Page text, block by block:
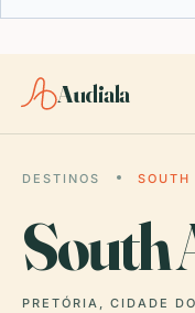
Audiala
DESTINOS SOUTH
South
PRETÓRIA, CIDADE